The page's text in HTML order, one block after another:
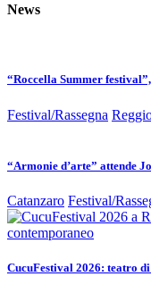
News
“Roccella Summer
Festival/Rassegna
“Armonie d’arte” attende
Catanzaro Festival/
CucuFestival 2026: teatro